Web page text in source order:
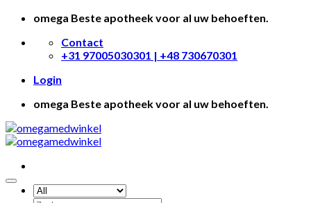
Skip
content
omega Beste apotheek voor al uw behoeften.
Contact
+31 97005030301 | +48 730670301
Login
omega Beste apotheek voor al uw behoeften.